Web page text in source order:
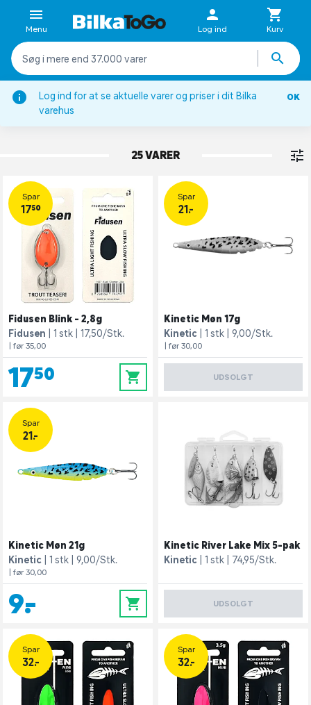
Log ind for at se aktuelle varer og priser i dit Bilka
varehus
OK
Menu Log ind Kurv
Endegrej & forfang
ENDEGREJ
25 VARER
Spar
17,50
Fidusen Blink - 2,8g
Fidusen
1 stk 17,50/Stk.
| før 35,00
17,50 0
Spar
21.-
Kinetic Møn 17g
Kinetic
1 stk 9,00/Stk.
| før 30,00
UDSOLGT
Spar
21.-
Kinetic Møn 21g
Kinetic
1 stk 9,00/Stk.
| før 30,00
9,- 0
Kinetic River Lake Mix 5-pak
Kinetic
1 stk 74,95/Stk.
UDSOLGT
Spar
32.-
Spar
32.-